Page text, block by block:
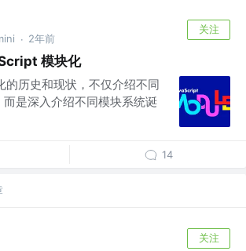
· 2年前
关注
模块化
的历史和现状，不仅介绍不同
是深入介绍不同模块系统诞
14
关注